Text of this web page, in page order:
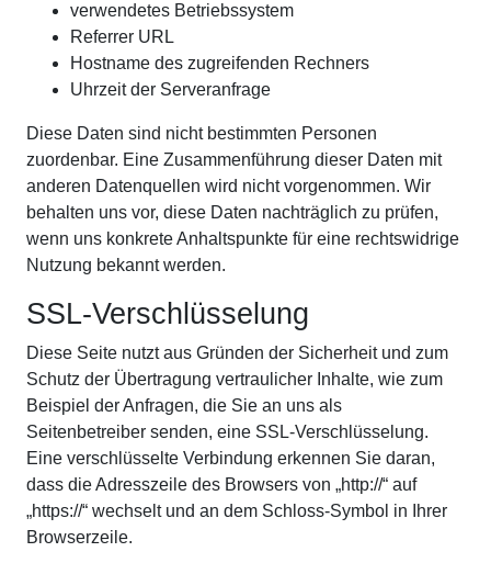
verwendetes Betriebssystem
Referrer URL
Hostname des zugreifenden Rechners
Uhrzeit der Serveranfrage
Diese Daten sind nicht bestimmten Personen
zuordenbar. Eine Zusammenführung dieser Daten mit
anderen Datenquellen wird nicht vorgenommen. Wir
behalten uns vor, diese Daten nachträglich zu prüfen,
wenn uns konkrete Anhaltspunkte für eine rechtswidrige
Nutzung bekannt werden.
SSL-Verschlüsselung
Diese Seite nutzt aus Gründen der Sicherheit und zum
Schutz der Übertragung vertraulicher Inhalte, wie zum
Beispiel der Anfragen, die Sie an uns als
Seitenbetreiber senden, eine SSL-Verschlüsselung.
Eine verschlüsselte Verbindung erkennen Sie daran,
dass die Adresszeile des Browsers von „http://“ auf
„https://“ wechselt und an dem Schloss-Symbol in Ihrer
Browserzeile.